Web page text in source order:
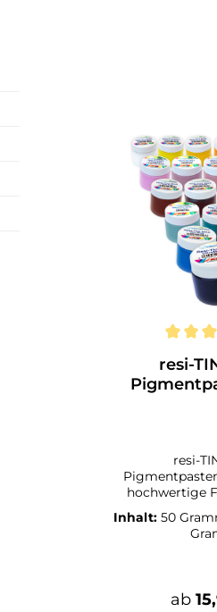
resi-
resi-
hochwertige
Kunstwerk Die Zellen, die du mit
den resi-TINT
erzeugen
Konsistenz
Farbeffekte
Inhalt: 50
ab